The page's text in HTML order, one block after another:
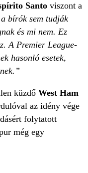
Santo viszont a
bírók sem tudják
és mi nem. Ez
A Premier League-
hasonló esetek,
küzdő West Ham
az idény vége
folytatott
még egy